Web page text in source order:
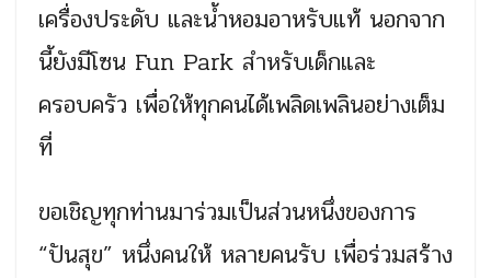
เครื่องประดับ และน้ำหอมอาหรับแท้ นอกจาก
นี้ยังมีโซน Fun Park สำหรับเด็กและ
ครอบครัว เพื่อให้ทุกคนได้เพลิดเพลินอย่างเต็ม
ที่
ขอเชิญทุกท่านมาร่วมเป็นส่วนหนึ่งของการ
“ปันสุข” หนึ่งคนให้ หลายคนรับ เพื่อร่วมสร้าง